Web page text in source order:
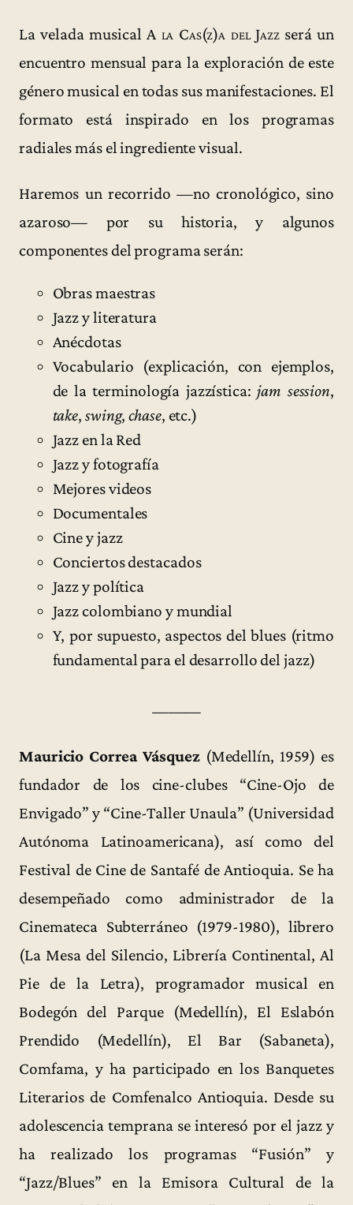
La velada musicalA la Cas(z)a del Jazzserá un
encuentro mensual para la exploración de este
género musical en todas sus manifestaciones. El
formato está inspirado en los programas
radiales más el ingrediente visual.
Haremos un recorrido —no cronológico, sino
azaroso— por su historia, y algunos
componentes del programa serán:
Obras maestras
Jazz y literatura
Anécdotas
Vocabulario (explicación, con ejemplos,
de la terminología jazzística:jam session,
take, swing,chase, etc.)
Jazz en la Red
Jazz y fotografía
Mejores videos
Documentales
Cine y jazz
Conciertos destacados
Jazz y política
Jazz colombiano y mundial
Y, por supuesto, aspectos del blues (ritmo
fundamental para el desarrollo del jazz)
———
Mauricio Correa Vásquez(Medellín, 1959) es
fundador de los cine-clubes “Cine-Ojo de
Envigado” y “Cine-Taller Unaula” (Universidad
Autónoma Latinoamericana), así como del
Festival de Cine de Santafé de Antioquia. Se ha
desempeñado como administrador de la
Cinemateca Subterráneo (1979-1980), librero
(La Mesa del Silencio, Librería Continental, Al
Pie de la Letra), programador musical en
Bodegón del Parque (Medellín), El Eslabón
Prendido (Medellín), El Bar (Sabaneta),
Comfama, y ha participado en los Banquetes
Literarios de Comfenalco Antioquia. Desde su
adolescencia temprana se interesó por el jazz y
ha realizado los programas “Fusión” y
“Jazz/Blues” en la Emisora Cultural de la